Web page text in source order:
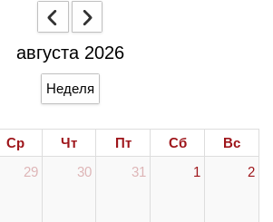
августа 2026
Неделя
Ср Чт Пт Сб
Вс
29 30 31 1 2